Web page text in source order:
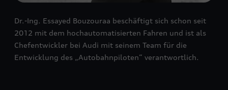
Dr.-Ing. Essayed Bouzouraa beschäftigt sich schon seit
2012 mit dem hochautomatisierten Fahren und ist als
Chefentwickler bei Audi mit seinem Team für die
Entwicklung des „Autobahnpiloten“ verantwortlich.